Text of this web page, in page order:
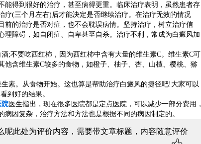
得到很好的治疗，甚至病得更重。临床治疗表明，虽然患者存
(三个月左右)后才能决定是否继续治疗。在治疗无效的情况
的治疗是否对症，也不会耽误病情。坚持治疗，树立治疗信
障碍，如自闭症、自卑甚至自杀。治疗不利，常成为白癜风加
要吃西红柿，因为西红柿中含有大量的维生素C。维生素C可
含维生素C较多的食物，如橙子、柚子、杏、山楂、樱桃、猕
。从食物开始。这也算是帮助治疗白癜风的捷径吧!大家可以
到好的结果。
院 医生指出，现在很多医院都是定点医院，可以减少一部分费用，
因复杂，治疗方法和方法也是根据不同的病因制定的。
呢此处为评价内容，需要带文章标题，内容随意评价